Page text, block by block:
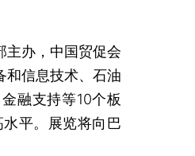
办，中国贸促会
和信息技术、石油
融支持等10个板
平。展览将向巴